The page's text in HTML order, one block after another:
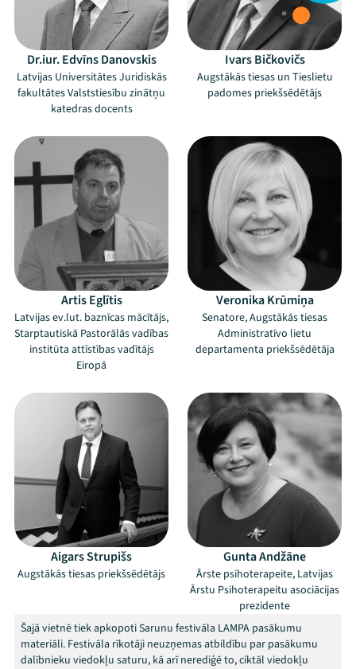
Mana programma
Festivāls
Arhīvs
Dr.iur. Edvīns Danovskis
Latvijas Universitātes Juridiskās
fakultātes Valststiesību zinātņu
katedras docents
Ivars Bičkovičs
Augstākās tiesas un Tieslietu
padomes priekšsēdētājs
Artis Eglītis
Latvijas ev.lut. baznīcas mācītājs,
Starptautiskā Pastorālās vadības
institūta attīstības vadītājs
Eiropā
Veronika Krūmiņa
Senatore, Augstākās tiesas
Administratīvo lietu
departamenta priekšsēdētāja
Aigars Strupišs
Augstākās tiesas priekšsēdētājs
Gunta Andžāne
Ārste psihoterapeite, Latvijas
Ārstu Psihoterapeitu asociācijas
prezidente
Šajā vietnē tiek apkopoti Sarunu festivāla LAMPA pasākumu
materiāli. Festivāla rīkotāji neuzņemas atbildību par pasākumu
dalībnieku viedokļu saturu, kā arī nerediģē to, ciktāl viedokļu